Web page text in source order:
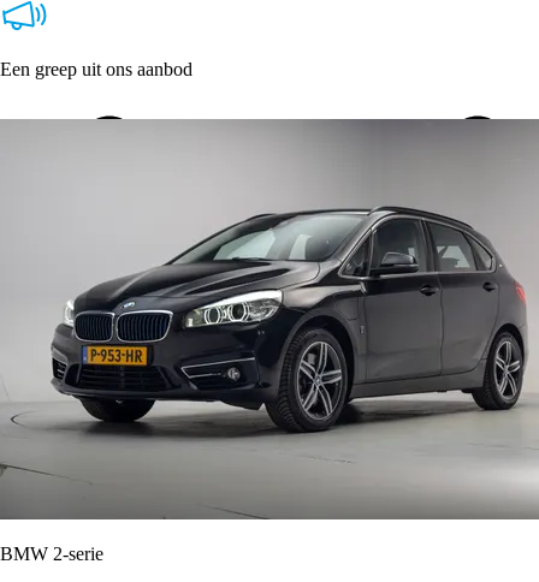
Een greep uit ons aanbod
BMW 2-serie